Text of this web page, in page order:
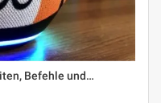
Befehle und…